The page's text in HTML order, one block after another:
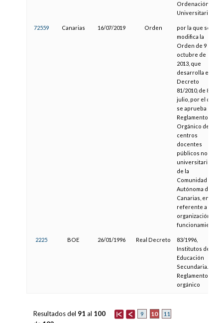
Ordenación
Universitaria
72559 Canarias 16/07/2019 Orden
por la que se
modifica la
Orden de 9 de
octubre de
2013, que
desarrolla el
Decreto
81/2010, de 8 de
julio, por el que
se aprueba el
Reglamento
Orgánico de los
centros
docentes
públicos no
universitarios
de la
Comunidad
Autónoma de
Canarias, en lo
referente a su
organización y
funcionamiento
2225 BOE 26/01/1996 Real Decreto
83/1996,
Institutos de
Educación
Secundaria.
Reglamento
orgánico
9 10 11
Resultados del 91 al 100